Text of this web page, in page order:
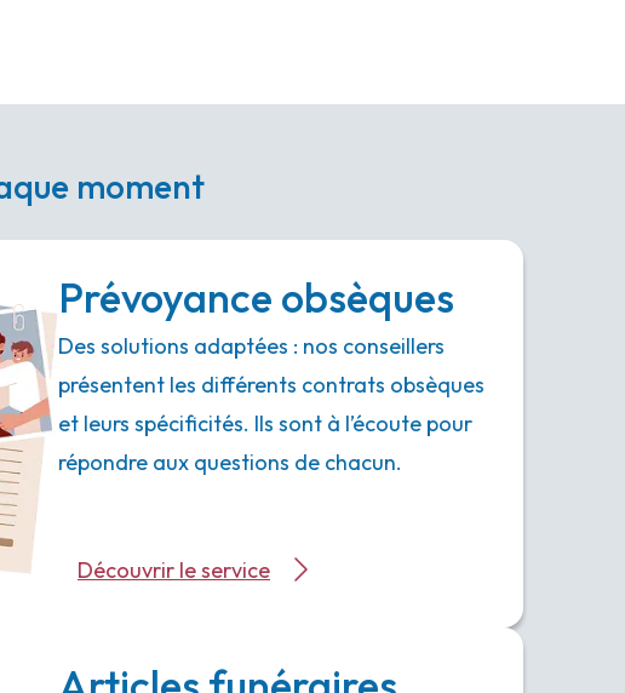
moment
Prévoyance obsèques
Des solutions adaptées : nos conseillers
présentent les différents contrats obsèques
et leurs spécificités. Ils sont à l’écoute pour
répondre aux questions de chacun.
Découvrir le service